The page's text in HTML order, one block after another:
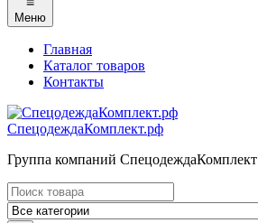
Меню
Главная
Каталог товаров
Контакты
СпецодеждаКомплект.рф
Группа компаний СпецодеждаКомплект